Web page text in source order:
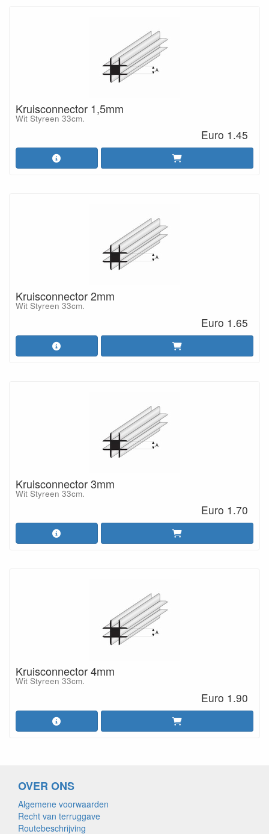
Kruisconnector 1,5mm
Wit Styreen 33cm.
Euro 1.45
Kruisconnector 2mm
Wit Styreen 33cm.
Euro 1.65
Kruisconnector 3mm
Wit Styreen 33cm.
Euro 1.70
Kruisconnector 4mm
Wit Styreen 33cm.
Euro 1.90
OVER ONS
Algemene voorwaarden
Recht van terruggave
Routebeschrijving